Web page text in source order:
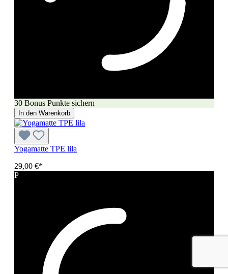
30 Bonus Punkte sichern
In den Warenkorb
Yogamatte TPE lila
29,00 €*
P